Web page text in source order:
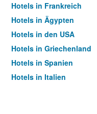
Hotels in Frankreich
Hotels in Ägypten
Hotels in den USA
Hotels in Griechenland
Hotels in Spanien
Hotels in Italien